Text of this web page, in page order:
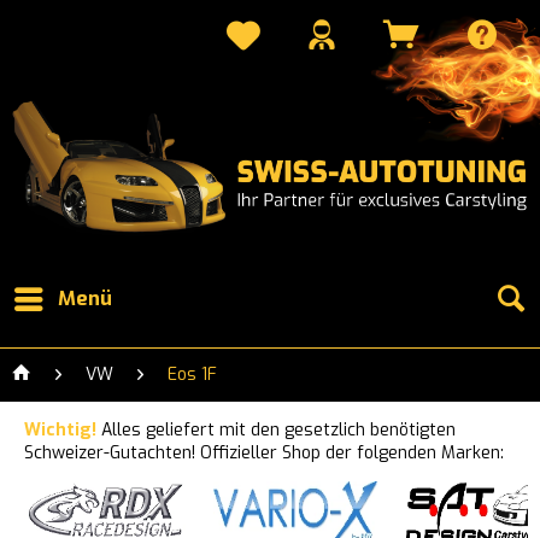
Menü
VW Eos 1F
Wichtig! Alles geliefert mit den gesetzlich benötigten
Schweizer-Gutachten! Offizieller Shop der folgenden Marken: